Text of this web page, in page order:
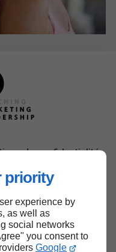
priority
experience by
as well as
social networks
you consent to
Google
de confidentialité